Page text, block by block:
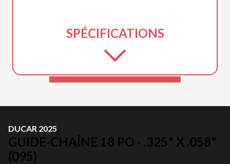
SPÉCIFICATIONS
DUCAR 2025
GUIDE-CHAÎNE 18 PO - .325" X .058"
(095)